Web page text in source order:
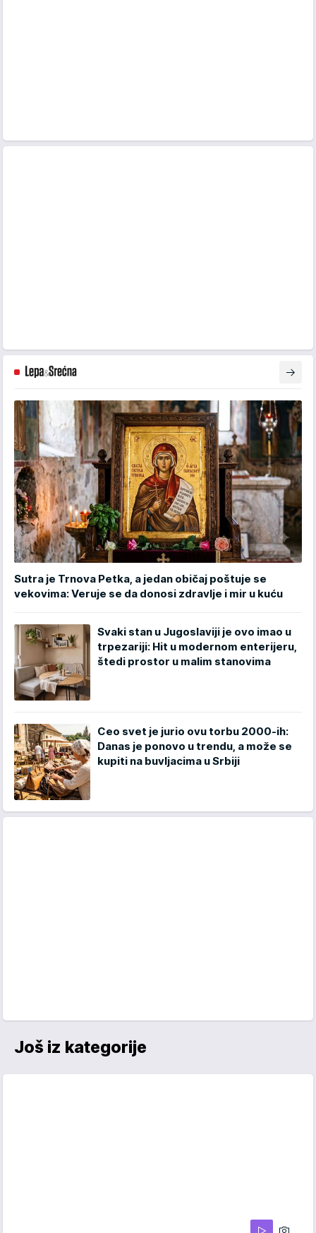
Sutra je Trnova Petka, a jedan običaj poštuje se
vekovima: Veruje se da donosi zdravlje i mir u kuću
Svaki stan u Jugoslaviji je ovo imao u
trpezariji: Hit u modernom enterijeru,
štedi prostor u malim stanovima
Ceo svet je jurio ovu torbu 2000-ih:
Danas je ponovo u trendu, a može se
kupiti na buvljacima u Srbiji
Još iz kategorije